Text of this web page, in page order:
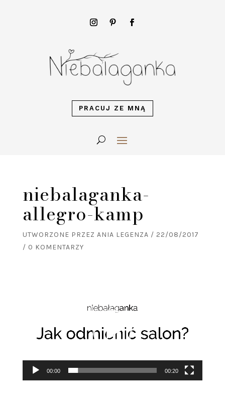
PRACUJ ZE MNĄ
niebalaganka-
allegro-kamp
UTWORZONE PRZEZ ANIA LEGENZA / 22/08/2017
/ 0 KOMENTARZY
00:00 00:20